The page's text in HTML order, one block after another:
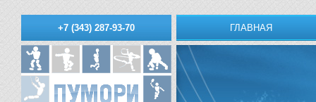
+7 (343) 287-93-70 ГЛАВНАЯ